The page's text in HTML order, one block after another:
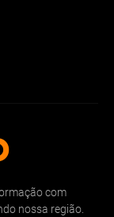
com
nossa região.